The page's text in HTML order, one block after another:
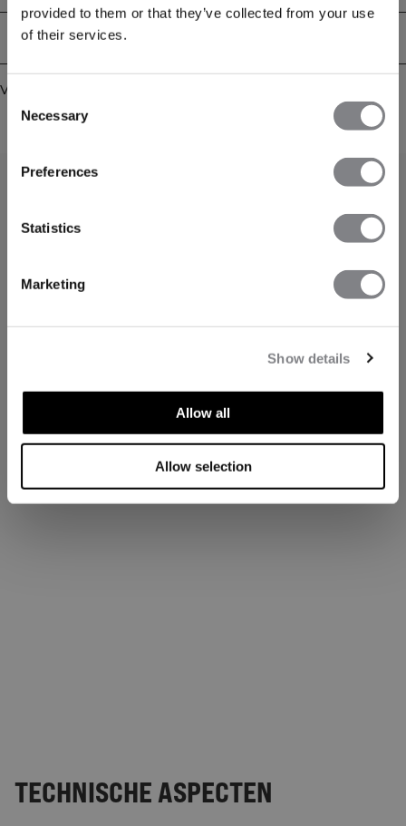
provided to them or that they’ve collected from your use
of their services.
Selection
Necessary
Preferences
Statistics
Marketing
Show details
Allow all
Allow selection
Bezorging en retouren
Vergelijkbare producten
TECHNISCHE ASPECTEN